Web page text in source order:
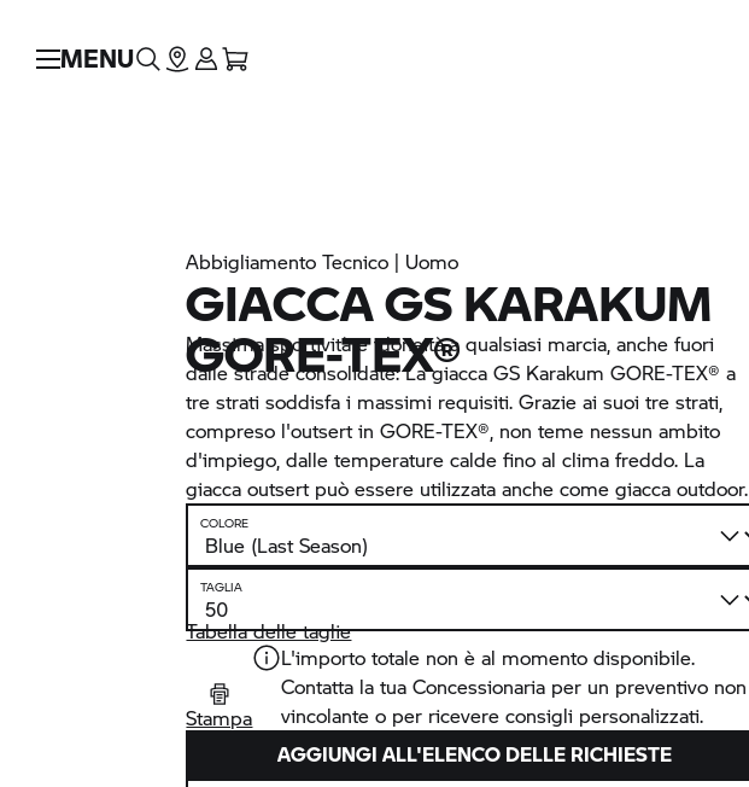
MENU
Abbigliamento Tecnico | Uomo
GIACCA GS KARAKUM
GORE-TEX®
Massima sportività e idoneità a qualsiasi marcia, anche fuori
dalle strade consolidate: La giacca GS Karakum GORE-TEX® a
tre strati soddisfa i massimi requisiti. Grazie ai suoi tre strati,
compreso l'outsert in GORE-TEX®, non teme nessun ambito
d'impiego, dalle temperature calde fino al clima freddo. La
giacca outsert può essere utilizzata anche come giacca outdoor.
COLORE
TAGLIA
Tabella delle taglie
Stampa
L'importo totale non è al momento disponibile.
Contatta la tua Concessionaria per un preventivo non
vincolante o per ricevere consigli personalizzati.
AGGIUNGI ALL'ELENCO DELLE RICHIESTE